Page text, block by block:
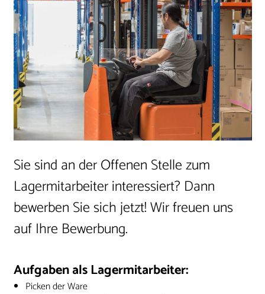
Sie sind an der Offenen Stelle zum
Lagermitarbeiter interessiert? Dann
bewerben Sie sich jetzt! Wir freuen uns
auf Ihre Bewerbung.
Aufgaben als Lagermitarbeiter:
Picken der Ware